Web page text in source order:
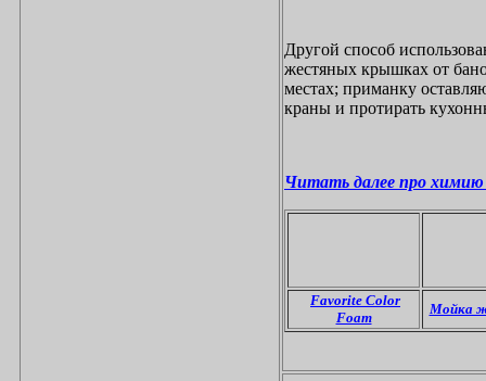
Другой способ
жестяных крышках от
местах; приманку
краны и протирать
Читать далее про химию
Favorite Color
Foam
Мойка